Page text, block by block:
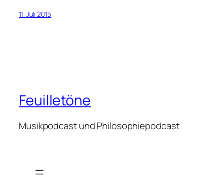
11. Juli 2015
Feuilletöne
Musikpodcast und Philosophiepodcast